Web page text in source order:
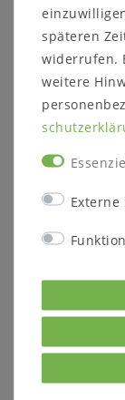
Holz:
späteren
widerrufen.
weitere
Externe